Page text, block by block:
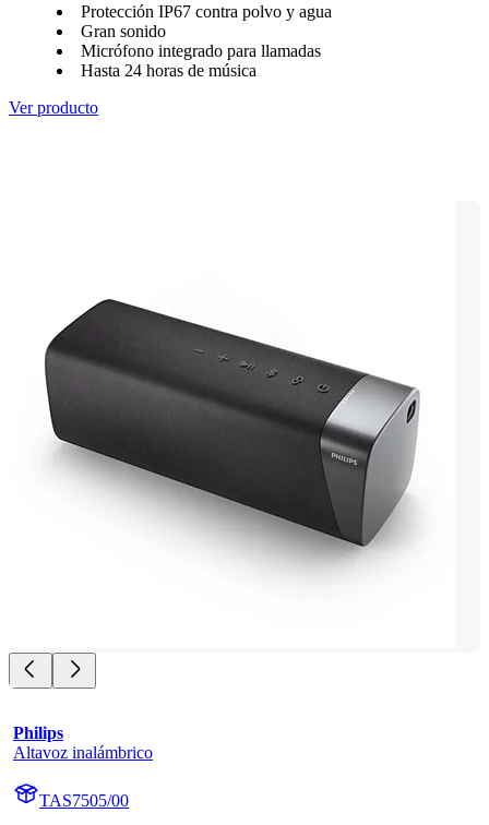
Protección IP67 contra polvo y agua
Gran sonido
Micrófono integrado para llamadas
Hasta 24 horas de música
Ver producto
Philips
Altavoz inalámbrico
TAS7505/00